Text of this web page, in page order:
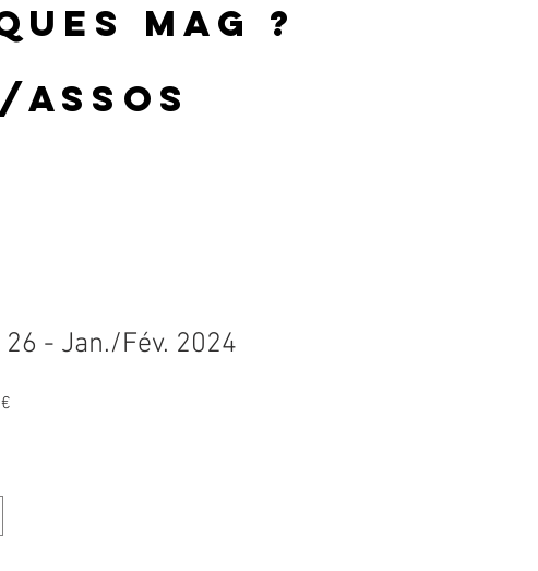
Mag ?
Assos
- Jan./Fév. 2024